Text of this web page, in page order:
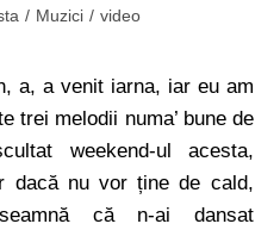
/ Muzici / video
a, a venit iarna, iar eu am
trei melodii numa’ bune de
weekend-ul acesta,
dacă nu vor ține de cald,
că n-ai dansat